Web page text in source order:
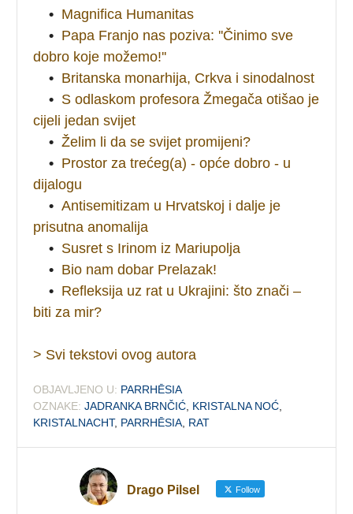
• Magnifica Humanitas
• Papa Franjo nas poziva: ''Činimo sve
dobro koje možemo!''
• Britanska monarhija, Crkva i sinodalnost
• S odlaskom profesora Žmegača otišao je
cijeli jedan svijet
• Želim li da se svijet promijeni?
• Prostor za trećeg(a) - opće dobro - u
dijalogu
• Antisemitizam u Hrvatskoj i dalje je
prisutna anomalija
• Susret s Irinom iz Mariupolja
• Bio nam dobar Prelazak!
• Refleksija uz rat u Ukrajini: što znači –
biti za mir?
> Svi tekstovi ovog autora
OBJAVLJENO U: PARRHĒSIA
OZNAKE: JADRANKA BRNČIĆ KRISTALNA NOĆ
KRISTALNACHT, PARRHĒSIA RAT
Drago Pilsel Follow